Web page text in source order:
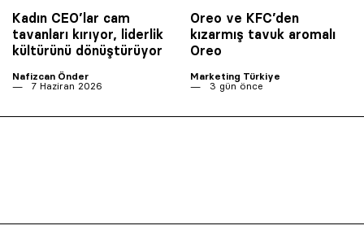
Kadın CEO’lar cam
tavanları kırıyor, liderlik
kültürünü dönüştürüyor
Nafizcan Önder
7 Haziran 2026
Oreo ve KFC’den
kızarmış tavuk aromalı
Oreo
Marketing Türkiye
3 gün önce